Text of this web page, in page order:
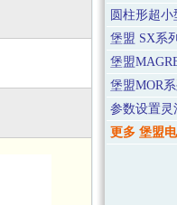
圆柱形超小
堡盟 SX系
堡盟
堡盟MOR
参数设置灵
更多 堡盟